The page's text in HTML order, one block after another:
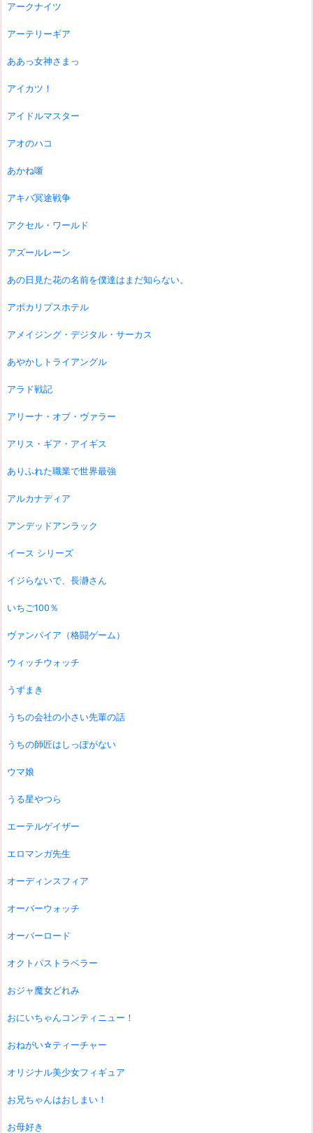
アークナイツ
アーテリーギア
ああっ女神さまっ
アイカツ！
アイドルマスター
アオのハコ
あかね噺
アキバ冥途戦争
アクセル・ワールド
アズールレーン
あの日見た花の名前を僕達はまだ知らない。
アポカリプスホテル
アメイジング・デジタル・サーカス
あやかしトライアングル
アラド戦記
アリーナ・オブ・ヴァラー
アリス・ギア・アイギス
ありふれた職業で世界最強
アルカナディア
アンデッドアンラック
イース シリーズ
イジらないで、長瀞さん
いちご100％
ヴァンパイア（格闘ゲーム）
ウィッチウォッチ
うずまき
うちの会社の小さい先輩の話
うちの師匠はしっぽがない
ウマ娘
うる星やつら
エーテルゲイザー
エロマンガ先生
オーディンスフィア
オーバーウォッチ
オーバーロード
オクトパストラベラー
おジャ魔女どれみ
おにいちゃんコンティニュー！
おねがい☆ティーチャー
オリジナル美少女フィギュア
お兄ちゃんはおしまい！
お母好き